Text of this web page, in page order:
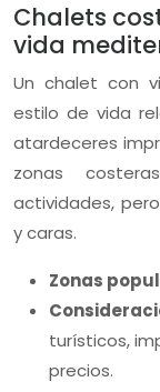
Chalets
vida
Un chalet con
estilo de vida
atardeceres
zonas
actividades,
y caras.
Zonas
turísticos,
precios.